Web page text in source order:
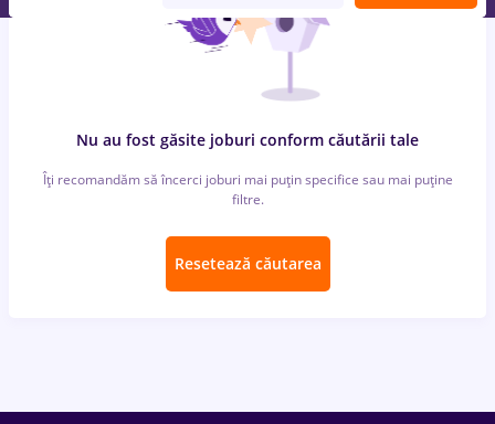
Nu au fost găsite joburi conform căutării tale
Îți recomandăm să încerci joburi mai puțin specifice sau mai puține
filtre.
Resetează căutarea